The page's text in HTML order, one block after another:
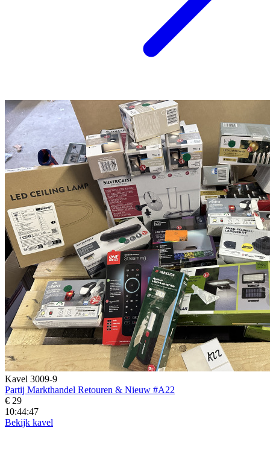
Kavel 3009-9
Partij Markthandel Retouren & Nieuw #A22
€ 29
10:44:45
Bekijk kavel